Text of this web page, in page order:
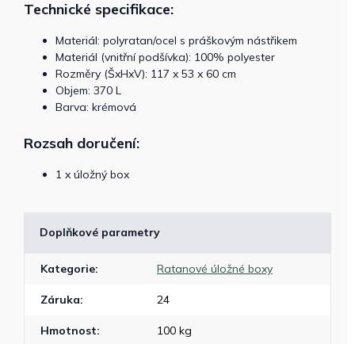
Technické specifikace:
Materiál: polyratan/ocel s práškovým nástřikem
Materiál (vnitřní podšívka): 100% polyester
Rozměry (ŠxHxV): 117 x 53 x 60 cm
Objem: 370 L
Barva: krémová
Rozsah doručení:
1 x úložný box
Doplňkové parametry
Kategorie: Ratanové úložné boxy
Záruka: 24
Hmotnost: 100 kg